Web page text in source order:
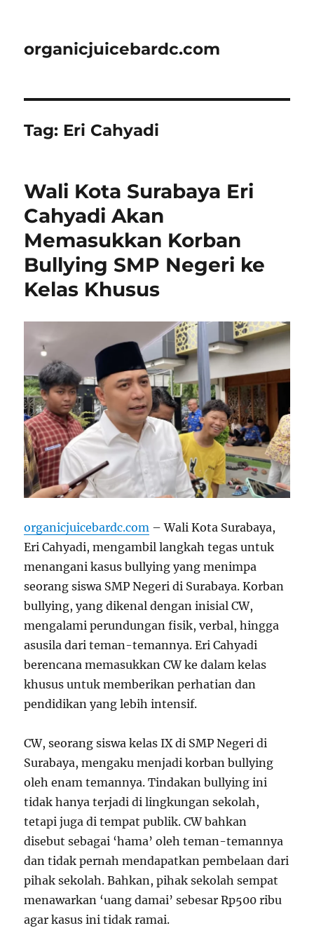
organicjuicebardc.com
Tag: Eri Cahyadi
Wali Kota Surabaya Eri
Cahyadi Akan
Memasukkan Korban
Bullying SMP Negeri ke
Kelas Khusus
organicjuicebardc.com – Wali Kota Surabaya,
Eri Cahyadi, mengambil langkah tegas untuk
menangani kasus bullying yang menimpa
seorang siswa SMP Negeri di Surabaya. Korban
bullying, yang dikenal dengan inisial CW,
mengalami perundungan fisik, verbal, hingga
asusila dari teman-temannya. Eri Cahyadi
berencana memasukkan CW ke dalam kelas
khusus untuk memberikan perhatian dan
pendidikan yang lebih intensif.
CW, seorang siswa kelas IX di SMP Negeri di
Surabaya, mengaku menjadi korban bullying
oleh enam temannya. Tindakan bullying ini
tidak hanya terjadi di lingkungan sekolah,
tetapi juga di tempat publik. CW bahkan
disebut sebagai ‘hama’ oleh teman-temannya
dan tidak pernah mendapatkan pembelaan dari
pihak sekolah. Bahkan, pihak sekolah sempat
menawarkan ‘uang damai’ sebesar Rp500 ribu
agar kasus ini tidak ramai.